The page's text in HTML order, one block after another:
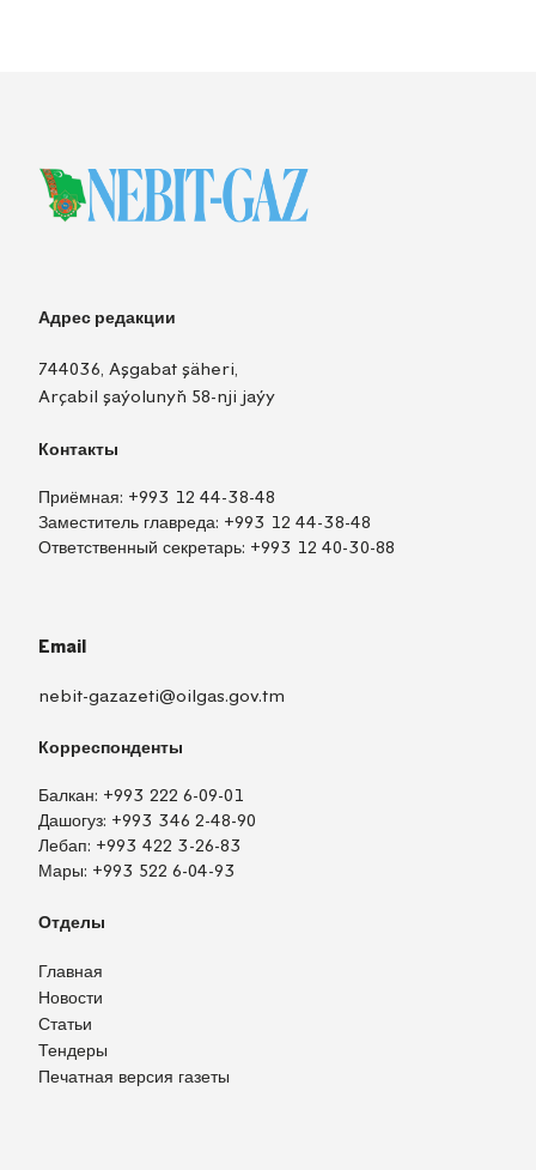
Адрес редакции
744036, Aşgabat şäheri,
Arçabil şaýolunyň 58-nji jaýy
Контакты
Приёмная: +993 12 44-38-48
Заместитель главреда: +993 12 44-38-48
Ответственный секретарь: +993 12 40-30-88
Email
nebit-gazazeti@oilgas.gov.tm
Корреспонденты
Балкан: +993 222 6-09-01
Дашогуз: +993 346 2-48-90
Лебап: +993 422 3-26-83
Мары: +993 522 6-04-93
Отделы
Главная
Новости
Статьи
Тендеры
Печатная версия газеты